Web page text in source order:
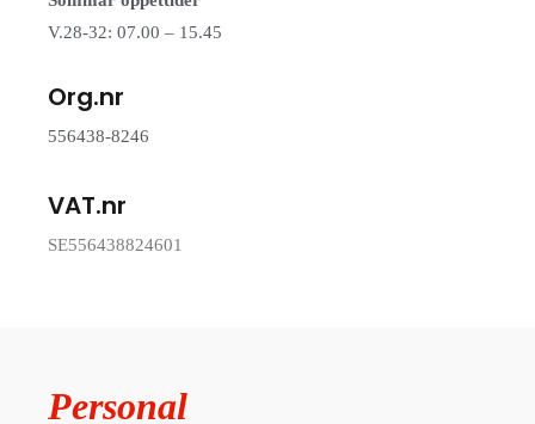
V.28-32: 07.00 – 15.45
Org.nr
556438-8246
VAT.nr
SE556438824601
Personal